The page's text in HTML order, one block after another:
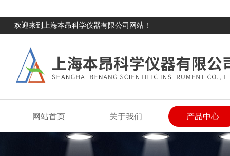
欢迎来到上海本昂科学仪器有限公司网站！
网站首页 关于我们 产品中心